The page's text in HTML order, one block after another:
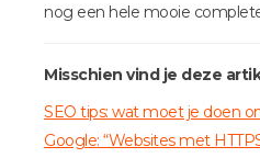
nog een hele mooie
Misschien vind je deze
SEO tips: wat moet je doen
Google: “Websites met